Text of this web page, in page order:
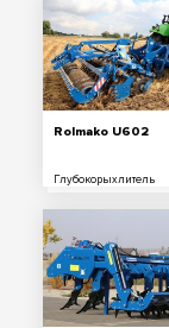
Rolmako U602
Глубокорыхлитель